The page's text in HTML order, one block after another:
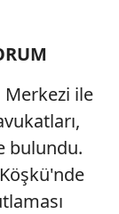
Merkezi ile
bulundu.